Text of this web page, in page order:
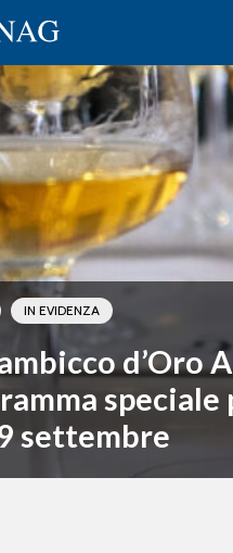
IN EVIDENZA
d’Oro
settembre